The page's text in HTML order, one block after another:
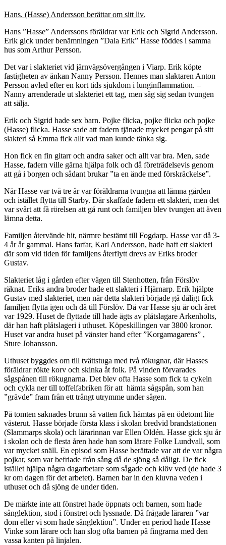
Hans. (Hasse) Andersson berättar om sitt liv.
Hans ”Hasse” Anderssons föräldrar var Erik och Sigrid Andersson.
Erik gick under benämningen ”Dala Erik” Hasse föddes i samma
hus som Arthur Persson.
Det var i slakteriet vid järnvägsövergången i Viarp. Erik köpte
fastigheten av änkan Nanny Persson. Hennes man slaktaren Anton
Persson avled efter en kort tids sjukdom i lunginflammation. –
Nanny arrenderade ut slakteriet ett tag, men såg sig sedan tvungen
att sälja.
Erik och Sigrid hade sex barn. Pojke flicka, pojke flicka och pojke
(Hasse) flicka. Hasse sade att fadern tjänade mycket pengar på sitt
slakteri så Emma fick allt vad man kunde tänka sig.
Hon fick en fin gitarr och andra saker och allt var bra. Men, sade
Hasse, fadern ville gärna hjälpa folk och då företrädelsevis genom
att gå i borgen och sådant brukar ”ta en ände med förskräckelse”.
När Hasse var två tre år var föräldrarna tvungna att lämna gården
och istället flytta till Starby. Där skaffade fadern ett slakteri, men det
var svårt att få rörelsen att gå runt och familjen blev tvungen att även
lämna detta.
Familjen återvände hit, närmre bestämt till Fogdarp. Hasse var då 3-
4 år år gammal. Hans farfar, Karl Andersson, hade haft ett slakteri
där som vid tiden för familjens återflytt drevs av Eriks broder
Gustav.
Slakteriet låg i gården efter vägen till Stenhotten, från Förslöv
räknat. Eriks andra broder hade ett slakteri i Hjärnarp. Erik hjälpte
Gustav med slakteriet, men när detta slakteri började gå dåligt fick
familjen flytta igen och då till Förslöv. Då var Hasse sju år och året
var 1929. Huset de flyttade till hade ägts av plåtslagare Arkenholts,
där han haft plåtslageri i uthuset. Köpeskillingen var 3800 kronor.
Huset var andra huset på vänster hand efter ”Korgamagarens” ,
Sture Johansson.
Uthuset byggdes om till tvättstuga med två rökugnar, där Hasses
föräldrar rökte korv och skinka åt folk. På vinden förvarades
sågspånen till rökugnarna. Det blev ofta Hasse som fick ta cykeln
och cykla ner till toffelfabriken för att hämta sågspån, som han
”grävde” fram från ett trångt utrymme under sågen.
På tomten saknades brunn så vatten fick hämtas på en ödetomt lite
västerut. Hasse började första klass i skolan bredvid brandstationen
(Slammarps skola) och lärarinnan var Ellen Oldén. Hasse gick sju år
i skolan och de flesta åren hade han som lärare Folke Lundvall, som
var mycket snäll. En episod som Hasse berättade var att de var några
pojkar, som var befriade från sång då de sjöng så dåligt. De fick
istället hjälpa några dagarbetare som sågade och klöv ved (de hade 3
kr om dagen för det arbetet). Barnen bar in den kluvna veden i
uthuset och då sjöng de under tiden.
De märkte inte att fönstret hade öppnats och barnen, som hade
sånglektion, stod i fönstret och lyssnade. Då frågade läraren ”var
dom eller vi som hade sånglektion”. Under en period hade Hasse
Vinke som lärare och han slog ofta barnen på fingrarna med den
vassa kanten på linjalen.